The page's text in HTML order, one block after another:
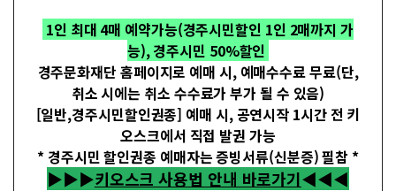
1인 최대 4매 예약가능(경주시민할인 1인 2매까지 가
능), 경주시민 50%할인
경주문화재단 홈페이지로 예매 시, 예매수수료 무료(단,
취소 시에는 취소 수수료가 부가 될 수 있음)
[일반,경주시민할인권종] 예매 시, 공연시작 1시간 전 키
오스크에서 직접 발권 가능
* 경주시민 할인권종 예매자는 증빙서류(신분증)필참 *
▶▶▶키오스크 사용법 안내 바로가기◀◀◀